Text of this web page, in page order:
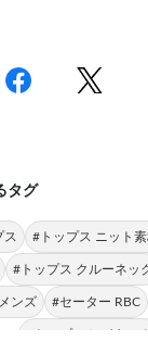
タグ
ス #トップス ニット
#トップス クルーネッ
ンズ #セーター RBC
#トップス レイヤー